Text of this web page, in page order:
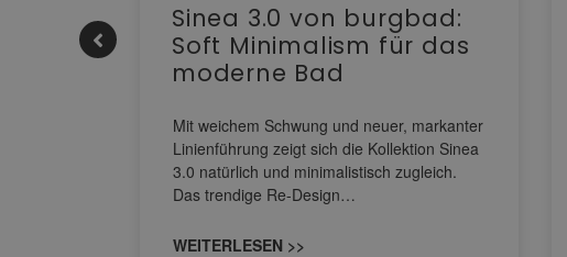
Sinea 3.0 von burgbad:
Soft Minimalism für das
moderne Bad
Mit weichem Schwung und neuer, markanter
Linienführung zeigt sich die Kollektion Sinea
3.0 natürlich und minimalistisch zugleich.
Das trendige Re-Design…
WEITERLESEN >>